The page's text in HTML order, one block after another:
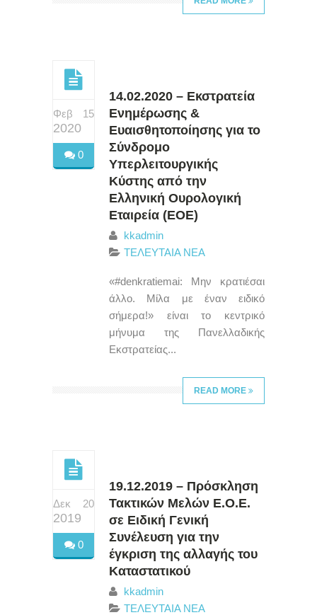
Φεβ 15
2020
0
14.02.2020 – Εκστρατεία
Ενημέρωσης &
Ευαισθητοποίησης για το
Σύνδρομο
Υπερλειτουργικής
Κύστης από την
Ελληνική Ουρολογική
Εταιρεία (ΕΟΕ)
kkadmin
ΤΕΛΕΥΤΑΙΑ ΝΕΑ
«#denkratiemai: Μην κρατιέσαι
άλλο. Μίλα με έναν ειδικό
σήμερα!» είναι το κεντρικό
μήνυμα της Πανελλαδικής
Εκστρατείας...
READ MORE
Δεκ 20
2019
0
19.12.2019 – Πρόσκληση
Τακτικών Μελών Ε.Ο.Ε.
σε Ειδική Γενική
Συνέλευση για την
έγκριση της αλλαγής του
Καταστατικού
kkadmin
ΤΕΛΕΥΤΑΙΑ ΝΕΑ